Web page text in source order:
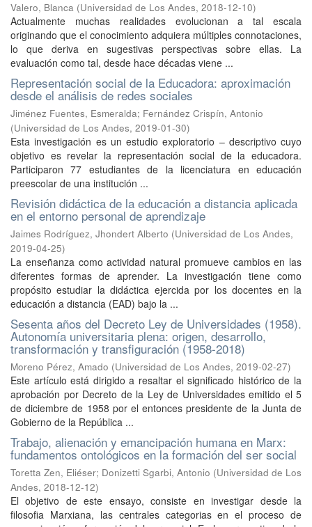
Valero, Blanca (Universidad de Los Andes, 2018-12-10)
Actualmente muchas realidades evolucionan a tal escala
originando que el conocimiento adquiera múltiples connotaciones,
lo que deriva en sugestivas perspectivas sobre ellas. La
evaluación como tal, desde hace décadas viene ...
Representación social de la Educadora: aproximación
desde el análisis de redes sociales
Jiménez Fuentes, Esmeralda; Fernández Crispín, Antonio
(Universidad de Los Andes, 2019-01-30)
Esta investigación es un estudio exploratorio – descriptivo cuyo
objetivo es revelar la representación social de la educadora.
Participaron 77 estudiantes de la licenciatura en educación
preescolar de una institución ...
Revisión didáctica de la educación a distancia aplicada
en el entorno personal de aprendizaje
Jaimes Rodríguez, Jhondert Alberto (Universidad de Los Andes,
2019-04-25)
La enseñanza como actividad natural promueve cambios en las
diferentes formas de aprender. La investigación tiene como
propósito estudiar la didáctica ejercida por los docentes en la
educación a distancia (EAD) bajo la ...
Sesenta años del Decreto Ley de Universidades (1958).
Autonomía universitaria plena: origen, desarrollo,
transformación y transfiguración (1958-2018)
Moreno Pérez, Amado (Universidad de Los Andes, 2019-02-27)
Este artículo está dirigido a resaltar el significado histórico de la
aprobación por Decreto de la Ley de Universidades emitido el 5
de diciembre de 1958 por el entonces presidente de la Junta de
Gobierno de la República ...
Trabajo, alienación y emancipación humana en Marx:
fundamentos ontológicos en la formación del ser social
Toretta Zen, Eliéser; Donizetti Sgarbi, Antonio (Universidad de Los
Andes, 2018-12-12)
El objetivo de este ensayo, consiste en investigar desde la
filosofia Marxiana, las centrales categorias en el proceso de